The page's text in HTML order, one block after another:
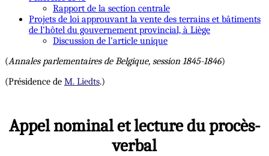
Rapport de la section centrale
Projets de loi approuvant la vente des terrains et bâtiments
de l'hôtel du gouvernement provincial, à Liège
Discussion de l'article unique
(Annales parlementaires de Belgique, session 1845-1846)
(Présidence de M. Liedts.)
Appel nominal et lecture du procès-
verbal